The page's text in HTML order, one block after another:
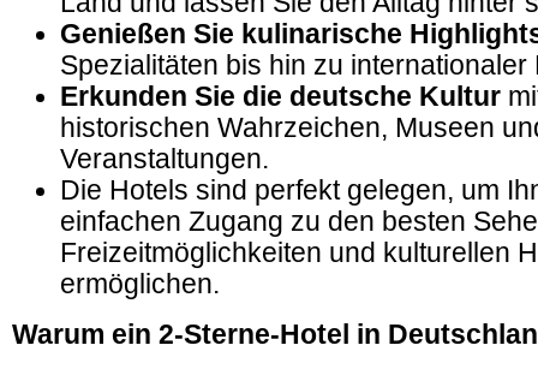
Genießen Sie kulinarische
Spezialitäten bis hin zu internationaler
Erkunden Sie die deutsche Kultur
historischen Wahrzeichen, Museen
Veranstaltungen.
Die Hotels sind perfekt gelegen, um
einfachen Zugang zu den besten
Freizeitmöglichkeiten und kulturellen
ermöglichen.
Warum ein 2-Sterne-Hotel in